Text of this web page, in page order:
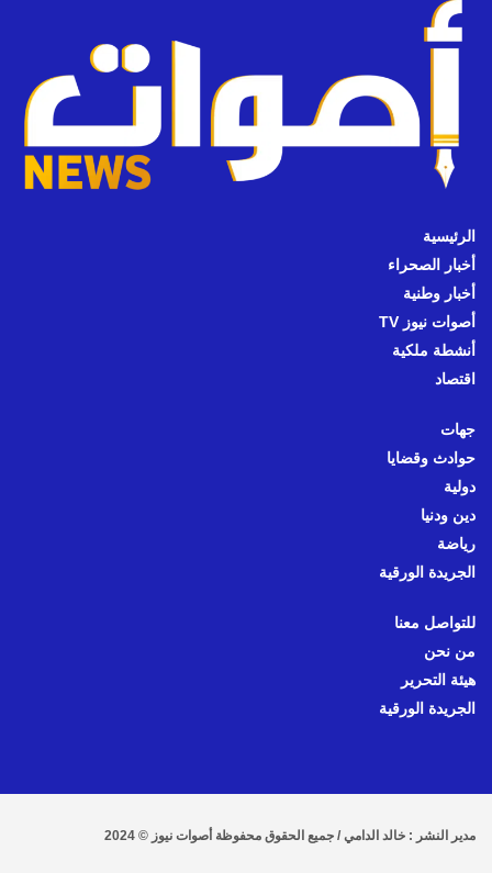
الرئيسية
أخبار الصحراء
أخبار وطنية
أصوات نيوز TV
أنشطة ملكية
اقتصاد
جهات
حوادث وقضايا
دولية
دين ودنيا
رياضة
الجريدة الورقية
للتواصل معنا
من نحن
هيئة التحرير
الجريدة الورقية
مدير النشر : خالد الدامي / جميع الحقوق محفوظة أصوات نيوز © 2024